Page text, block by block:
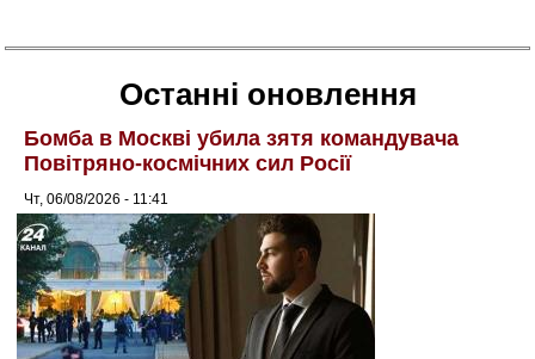
Останні оновлення
Бомба в Москві убила зятя командувача
Повітряно-космічних сил Росії
Чт, 06/08/2026 - 11:41